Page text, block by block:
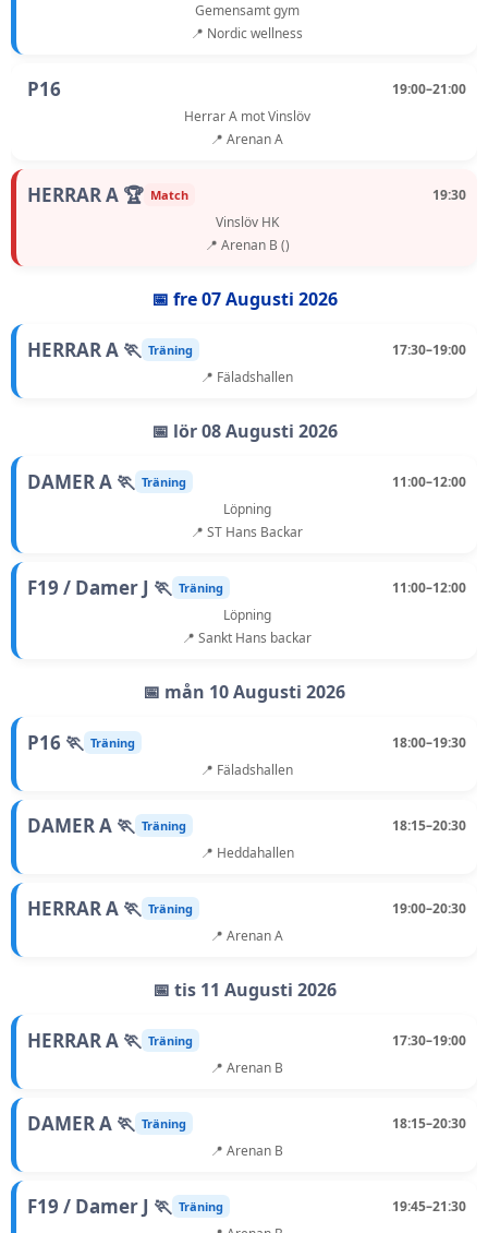
Gemensamt gym
📍 Nordic wellness
P16
19:00–21:00
Herrar A mot Vinslöv
📍 Arenan A
HERRAR A 🏆 Match
19:30
Vinslöv HK
📍 Arenan B ()
📅 fre 07 Augusti 2026
HERRAR A 🏃 Träning
17:30–19:00
📍 Fäladshallen
📅 lör 08 Augusti 2026
DAMER A 🏃 Träning
11:00–12:00
Löpning
📍 ST Hans Backar
F19 / Damer J 🏃 Träning
11:00–12:00
Löpning
📍 Sankt Hans backar
📅 mån 10 Augusti 2026
P16 🏃 Träning
18:00–19:30
📍 Fäladshallen
DAMER A 🏃 Träning
18:15–20:30
📍 Heddahallen
HERRAR A 🏃 Träning
19:00–20:30
📍 Arenan A
📅 tis 11 Augusti 2026
HERRAR A 🏃 Träning
17:30–19:00
📍 Arenan B
DAMER A 🏃 Träning
18:15–20:30
📍 Arenan B
F19 / Damer J 🏃 Träning
19:45–21:30